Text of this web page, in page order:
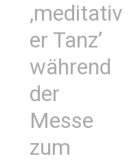
‚meditativ
er Tanz’
während
der
Messe
zum